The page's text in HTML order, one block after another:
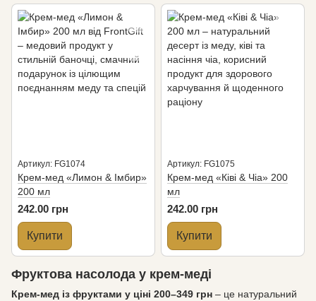
Артикул: FG1074
Крем-мед «Лимон & Імбир»
200 мл
242.00 грн
Купити
Артикул: FG1075
Крем-мед «Ківі & Чіа» 200
мл
242.00 грн
Купити
Фруктова насолода у крем-меді
Крем-мед із фруктами у ціні 200–349 грн – це натуральний